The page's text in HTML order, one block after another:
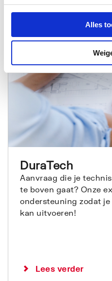
Alles
DuraTech
Aanvraag die je
te boven gaat? Onze
ondersteuning zodat
kan uitvoeren!
Lees verder